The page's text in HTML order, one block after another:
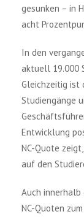
gesunken – in
acht
In den
aktuell 19.000
Gleichzeitig ist
Studiengänge
Entwicklung
NC-Quote
auf den
Auch innerhalb
NC-Quoten